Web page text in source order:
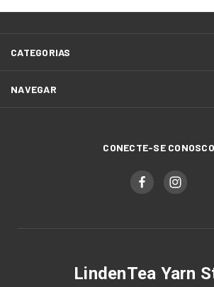
CATEGORIAS
NAVEGAR
CONECTE-SE CONOSCO
LindenTea Yarn